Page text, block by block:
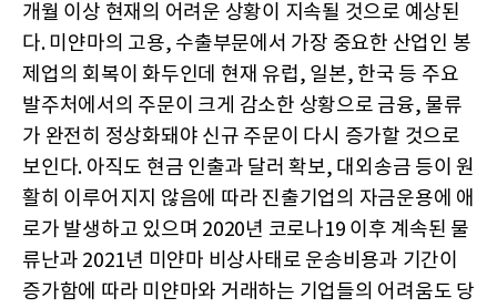
개월 이상 현재의 어려운 상황이 지속될 것으로 예상된
다. 미얀마의 고용, 수출부문에서 가장 중요한 산업인 봉
제업의 회복이 화두인데 현재 유럽, 일본, 한국 등 주요
발주처에서의 주문이 크게 감소한 상황으로 금융, 물류
가 완전히 정상화돼야 신규 주문이 다시 증가할 것으로
보인다. 아직도 현금 인출과 달러 확보, 대외송금 등이 원
활히 이루어지지 않음에 따라 진출기업의 자금운용에 애
로가 발생하고 있으며 2020년 코로나19 이후 계속된 물
류난과 2021년 미얀마 비상사태로 운송비용과 기간이
증가함에 따라 미얀마와 거래하는 기업들의 어려움도 당